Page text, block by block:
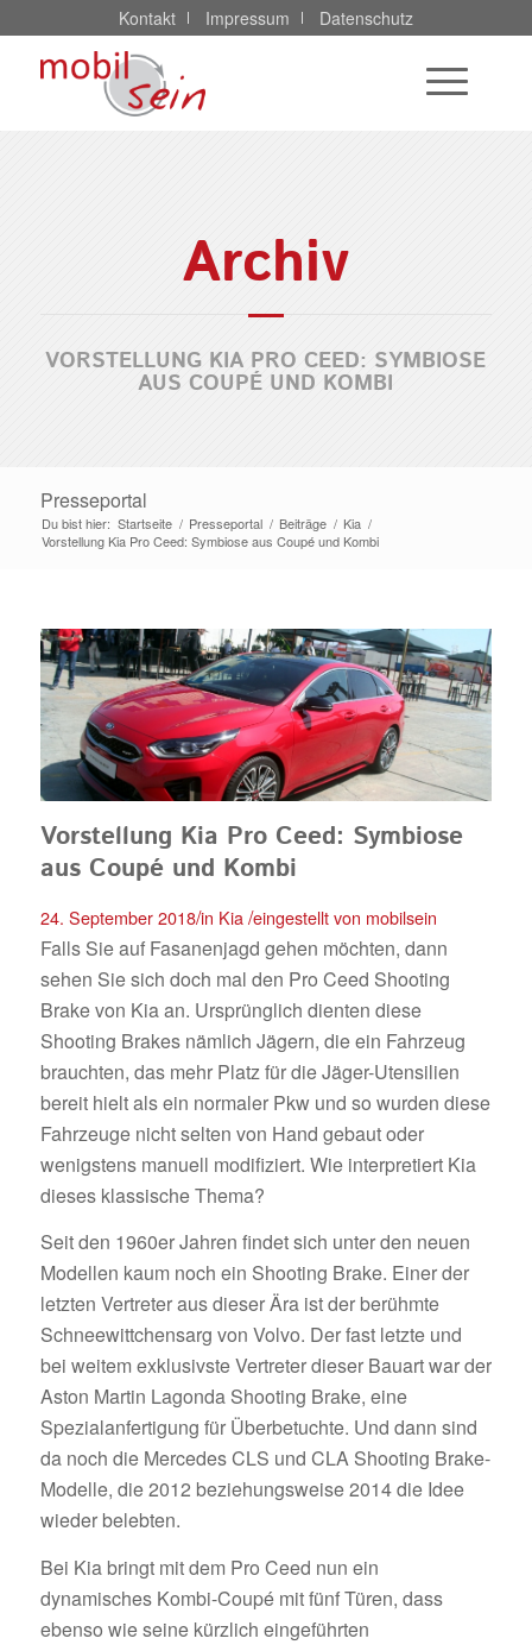
Kontakt Impressum Datenschutz
Archiv
VORSTELLUNG KIA PRO CEED: SYMBIOSE
AUS COUPÉ UND KOMBI
Presseportal
Du bist hier: Startseite / Presseportal / Beiträge / Kia /
Vorstellung Kia Pro Ceed: Symbiose aus Coupé und Kombi
Vorstellung Kia Pro Ceed: Symbiose
aus Coupé und Kombi
24. September 2018/in Kia /eingestellt von mobilsein
Falls Sie auf Fasanenjagd gehen möchten, dann
sehen Sie sich doch mal den Pro Ceed Shooting
Brake von Kia an. Ursprünglich dienten diese
Shooting Brakes nämlich Jägern, die ein Fahrzeug
brauchten, das mehr Platz für die Jäger-Utensilien
bereit hielt als ein normaler Pkw und so wurden diese
Fahrzeuge nicht selten von Hand gebaut oder
wenigstens manuell modifiziert. Wie interpretiert Kia
dieses klassische Thema?
Seit den 1960er Jahren findet sich unter den neuen
Modellen kaum noch ein Shooting Brake. Einer der
letzten Vertreter aus dieser Ära ist der berühmte
Schneewittchensarg von Volvo. Der fast letzte und
bei weitem exklusivste Vertreter dieser Bauart war der
Aston Martin Lagonda Shooting Brake, eine
Spezialanfertigung für Überbetuchte. Und dann sind
da noch die Mercedes CLS und CLA Shooting Brake-
Modelle, die 2012 beziehungsweise 2014 die Idee
wieder belebten.
Bei Kia bringt mit dem Pro Ceed nun ein
dynamisches Kombi-Coupé mit fünf Türen, dass
ebenso wie seine kürzlich eingeführten
von Informationsmaterial genutzt werden. Eine
Weiterleitung an Dritte ist ausgeschlossen.
Weitere Hinweise zum Datenschutz entnehmen Sie bitte
unserenInformationen zum Datenschutz.